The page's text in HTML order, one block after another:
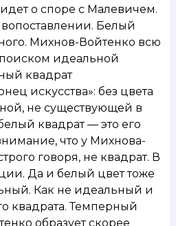
о споре с Малевичем.
Белый
Михнов-Войтенко всю
идеальной
квадрат
искусства»: без цвета
не существующей в
квадрат — это его
что у Михнова-
говоря, не квадрат. В
Да и белый цвет тоже
Как не идеальный и
квадрата. Темперный
образует скорее